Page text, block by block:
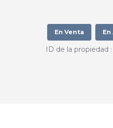
En Venta
ID de la propiedad :